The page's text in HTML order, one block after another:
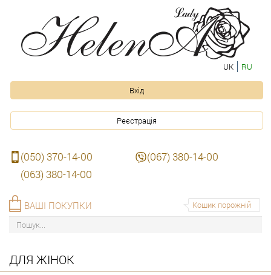
UK RU
Вхід
Реєстрація
(050) 370-14-00
(067) 380-14-00
(063) 380-14-00
Кошик порожній
ВАШІ ПОКУПКИ
ДЛЯ ЖІНОК